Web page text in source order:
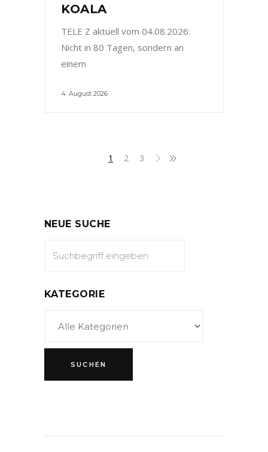
KOALA
TELE Z aktuell vom 04.08.2026:
Nicht in 80 Tagen, sondern an
einem
4. August 2026
1 2 3
NEUE SUCHE
KATEGORIE